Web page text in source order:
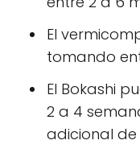
El
tomando
El Bokashi
2 a 4
adicional